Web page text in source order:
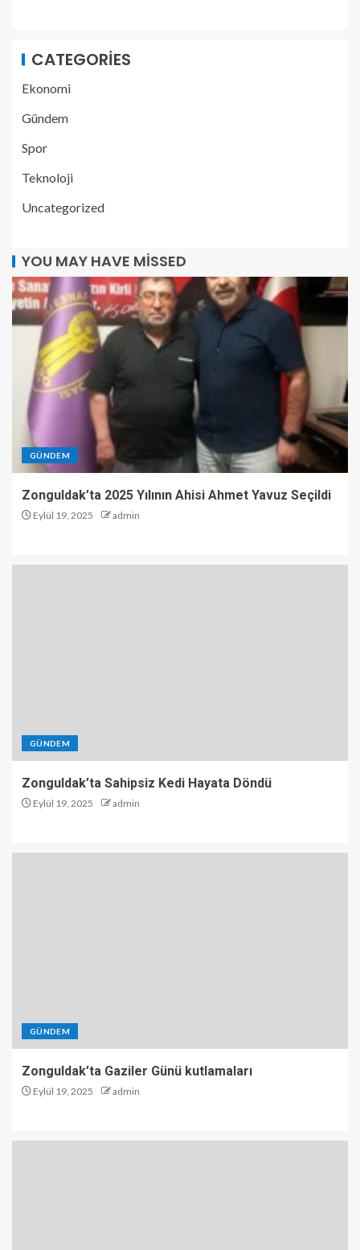
CATEGORIES
Ekonomi
Gündem
Spor
Teknoloji
Uncategorized
YOU MAY HAVE MISSED
GÜNDEM
Zonguldak’ta 2025 Yılının Ahisi Ahmet Yavuz Seçildi
Eylül 19, 2025 admin
GÜNDEM
Zonguldak’ta Sahipsiz Kedi Hayata Döndü
Eylül 19, 2025 admin
GÜNDEM
Zonguldak’ta Gaziler Günü kutlamaları
Eylül 19, 2025 admin